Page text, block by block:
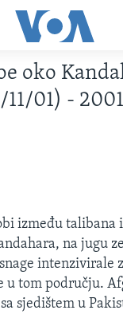
oko
01) -
između talibana
na jugu
intenzivirale
u tom području.
sjedištem u